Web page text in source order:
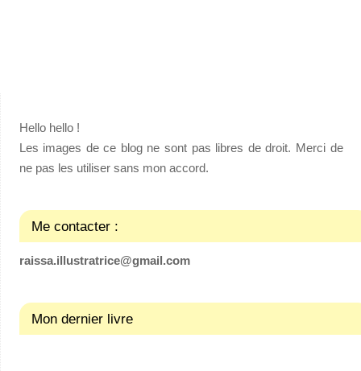
Hello hello !
Les images de ce blog ne sont pas libres de droit. Merci de
ne pas les utiliser sans mon accord.
Me contacter :
raissa.illustratrice@gmail.com
Mon dernier livre